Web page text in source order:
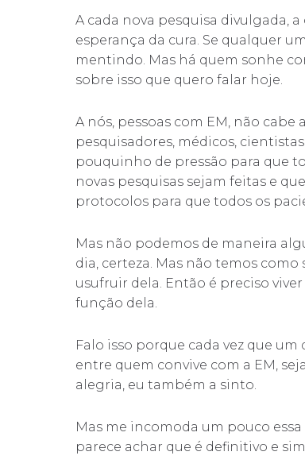
A cada nova pesquisa divulgada,
esperança da cura. Se qualquer
mentindo. Mas há quem sonhe
sobre isso que quero falar hoje.
A nós, pessoas com EM, não cabe
pesquisadores, médicos,
pouquinho de pressão para que
novas pesquisas sejam feitas e
protocolos para que todos os
Mas não podemos de maneira
dia, certeza. Mas não temos
usufruir dela. Então é preciso
função dela.
Falo isso porque cada vez que
entre quem convive com a EM,
alegria, eu também a sinto.
Mas me incomoda um pouco
parece achar que é definitivo e